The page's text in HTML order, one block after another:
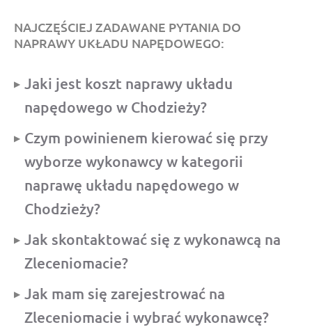
NAJCZĘŚCIEJ ZADAWANE PYTANIA DO
NAPRAWY UKŁADU NAPĘDOWEGO:
Jaki jest koszt naprawy układu
napędowego w Chodzieży?
Czym powinienem kierować się przy
wyborze wykonawcy w kategorii
naprawę układu napędowego w
Chodzieży?
Jak skontaktować się z wykonawcą na
Zleceniomacie?
Jak mam się zarejestrować na
Zleceniomacie i wybrać wykonawcę?